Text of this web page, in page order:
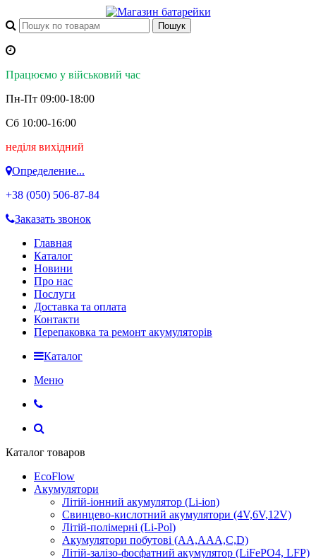
Працюємо у військовий час
Пн-Пт 09:00-18:00
Сб 10:00-16:00
неділя вихідний
Определение...
+38 (050) 506-87-84
Заказать звонок
Главная
Каталог
Новини
Про нас
Послуги
Доставка та оплата
Контакти
Перепаковка та ремонт акумуляторів
Каталог
Меню
Каталог товаров
EcoFlow
Акумулятори
Літій-іонний акумулятор (Li-ion)
Свинцево-кислотний акумулятори (4V,6V,12V)
Літій-полімерні (Li-Pol)
Акумулятори побутові (AA,AAA,C,D)
Літій-залізо-фосфатний акумулятор (LiFePO4, LFP)